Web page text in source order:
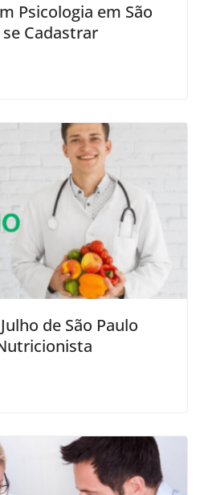
Psicologia em São
Cadastrar
de São Paulo